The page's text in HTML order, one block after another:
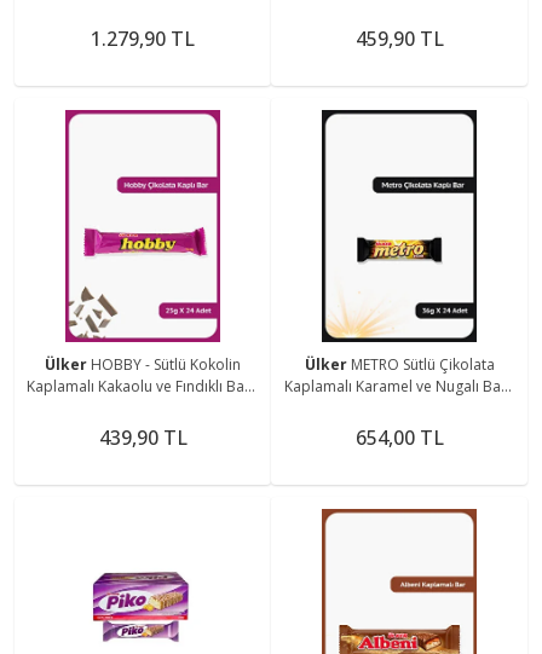
1.279,90 TL 459,90 TL
Ülker HOBBY - Sütlü Kokolin
Kaplamalı Kakaolu ve Fındıklı Bar -
439,90 TL
Ülker METRO Sütlü Çikolata
Kaplamalı Karamel ve Nugalı Bar -
654,00 TL